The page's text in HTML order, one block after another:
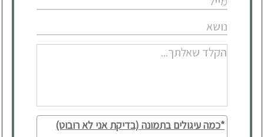
*כמה עיגולים בתמונה (בדיקת אני לא רובוט)